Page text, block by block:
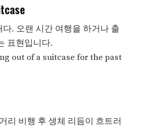
. 오랜 시간 여행을 하거나 출
표현입니다.
out of a suitcase for the past
리 비행 후 생체 리듬이 흐트러